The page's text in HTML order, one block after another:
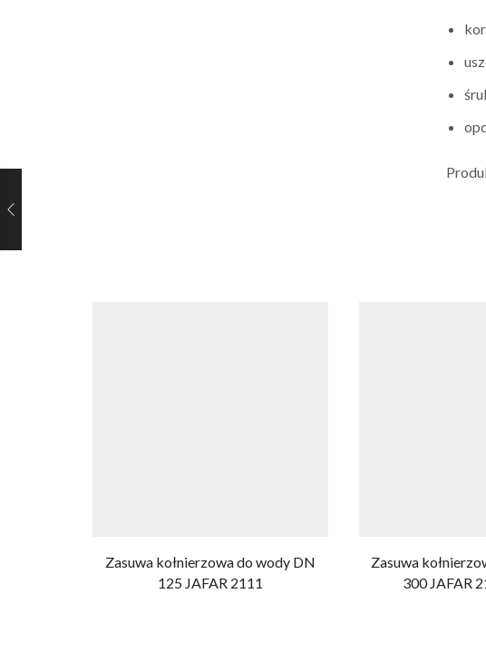
Zasuwa kołnierzowa do wody DN
125 JAFAR 2111
Zasuwa
300 JAFAR